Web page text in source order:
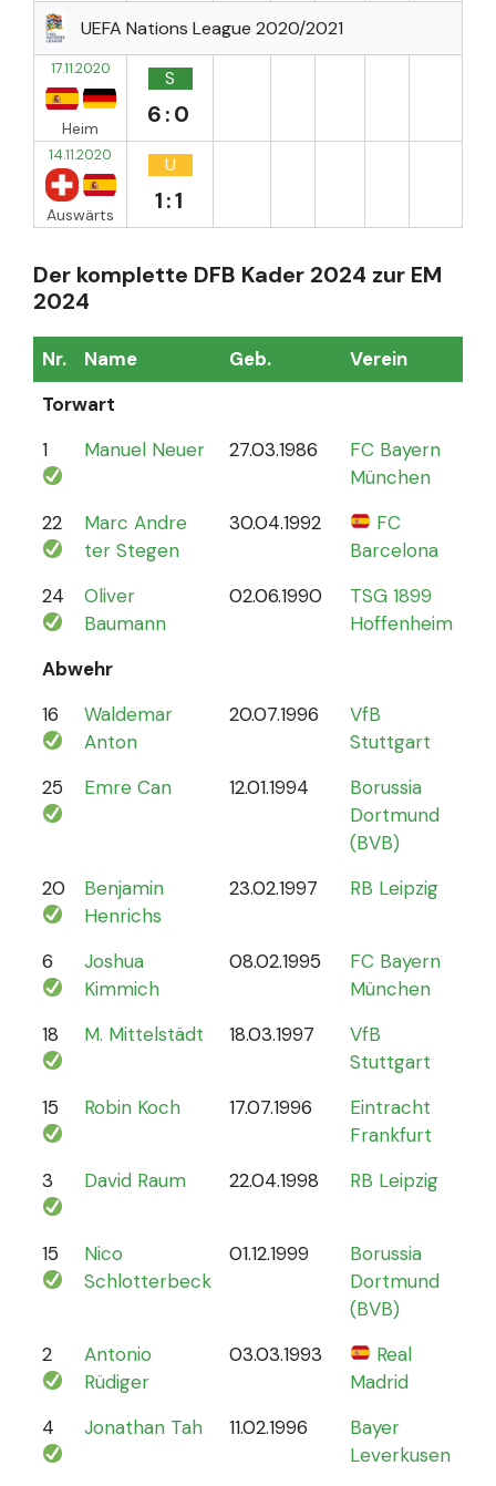
UEFA Nations League 2020/2021
17.11.2020
Heim
S
6:0
14.11.2020
Auswärts
U
1:1
Der komplette DFB Kader 2024 zur EM
2024
Nr. Name Geb. Verein
Torwart
1
Manuel Neuer 27.03.1986
FC Bayern
München
22
Marc Andre
ter Stegen
30.04.1992
FC
Barcelona
24
Oliver
Baumann
02.06.1990
TSG 1899
Hoffenheim
Abwehr
16
Waldemar
Anton
20.07.1996
VfB
Stuttgart
25 Emre Can 12.01.1994
Borussia
Dortmund
(BVB)
20
Benjamin
Henrichs
23.02.1997 RB Leipzig
6
Joshua
Kimmich
08.02.1995
FC Bayern
München
18 M. Mittelstädt 18.03.1997
VfB
Stuttgart
15 Robin Koch 17.07.1996
Eintracht
Frankfurt
3 David Raum 22.04.1998 RB Leipzig
15
Nico
Schlotterbeck
01.12.1999
Borussia
Dortmund
(BVB)
2
Antonio
Rüdiger
03.03.1993
Real
Madrid
4 Jonathan Tah 11.02.1996
Bayer
Leverkusen